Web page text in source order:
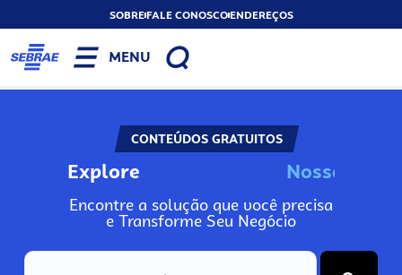
SOBREFALE CONOSCOENDEREÇOS
MENU
CONTEÚDOS GRATUITOS
Explore No
Encontre a solução que você precisa
e Transforme Seu Negócio